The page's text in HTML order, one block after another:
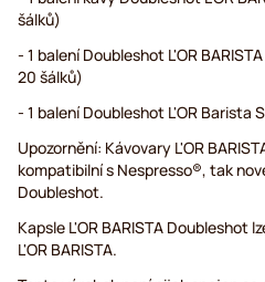
šálků)
- 1 balení Doubleshot L'OR
20 šálků)
- 1 balení Doubleshot L'OR Barista
Upozornění: Kávovary L'OR
kompatibilní s Nespresso®, tak
Doubleshot.
Kapsle L'OR BARISTA Doubleshot
L'OR BARISTA.